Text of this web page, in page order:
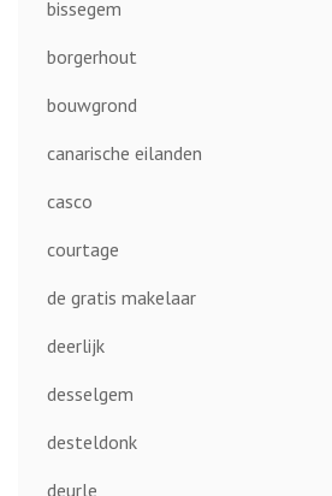
bissegem
borgerhout
bouwgrond
canarische eilanden
casco
courtage
de gratis makelaar
deerlijk
desselgem
desteldonk
deurle